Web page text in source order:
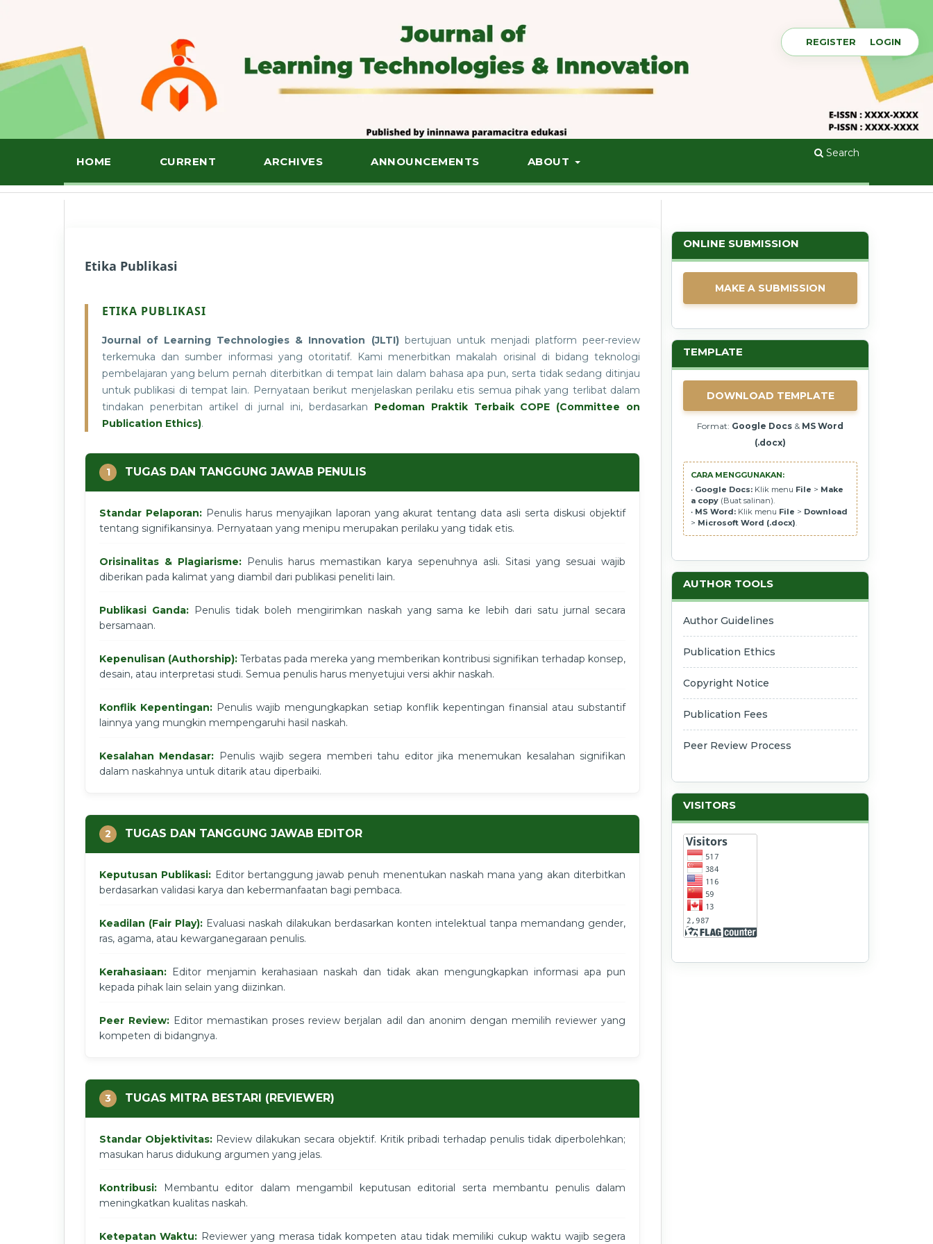
HOME CURRENT ARCHIVES ANNOUNCEMENTS ABOUT
Search
REGISTER LOGIN
Etika Publikasi
ETIKA PUBLIKASI
Journal of Learning Technologies & Innovation (JLTI)bertujuan untuk menjadi platform peer-review
terkemuka dan sumber informasi yang otoritatif. Kami menerbitkan makalah orisinal di bidang teknologi
pembelajaran yang belum pernah diterbitkan di tempat lain dalam bahasa apa pun, serta tidak sedang ditinjau
untuk publikasi di tempat lain. Pernyataan berikut menjelaskan perilaku etis semua pihak yang terlibat dalam
tindakan penerbitan artikel di jurnal ini, berdasarkan Pedoman Praktik Terbaik COPE (Committee on
Publication Ethics).
1 TUGAS DAN TANGGUNG JAWAB PENULIS
Standar Pelaporan:Penulis harus menyajikan laporan yang akurat tentang data asli serta diskusi objektif
tentang signifikansinya. Pernyataan yang menipu merupakan perilaku yang tidak etis.
Orisinalitas & Plagiarisme: Penulis harus memastikan karya sepenuhnya asli. Sitasi yang sesuai wajib
diberikan pada kalimat yang diambil dari publikasi peneliti lain.
Publikasi Ganda:Penulis tidak boleh mengirimkan naskah yang sama ke lebih dari satu jurnal secara
bersamaan.
Kepenulisan (Authorship): Terbatas pada mereka yang memberikan kontribusi signifikan terhadap konsep,
desain, atau interpretasi studi. Semua penulis harus menyetujui versi akhir naskah.
Konflik Kepentingan: Penulis wajib mengungkapkan setiap konflik kepentingan finansial atau substantif
lainnya yang mungkin mempengaruhi hasil naskah.
Kesalahan Mendasar: Penulis wajib segera memberi tahu editor jika menemukan kesalahan signifikan
dalam naskahnya untuk ditarik atau diperbaiki.
2 TUGAS DAN TANGGUNG JAWAB EDITOR
Keputusan Publikasi: Editor bertanggung jawab penuh menentukan naskah mana yang akan diterbitkan
berdasarkan validasi karya dan kebermanfaatan bagi pembaca.
Keadilan (Fair Play): Evaluasi naskah dilakukan berdasarkan konten intelektual tanpa memandang gender,
ras, agama, atau kewarganegaraan penulis.
Kerahasiaan: Editor menjamin kerahasiaan naskah dan tidak akan mengungkapkan informasi apa pun
kepada pihak lain selain yang diizinkan.
Peer Review: Editor memastikan proses review berjalan adil dan anonim dengan memilih reviewer yang
kompeten di bidangnya.
3 TUGAS MITRA BESTARI (REVIEWER)
Standar Objektivitas: Review dilakukan secara objektif. Kritik pribadi terhadap penulis tidak diperbolehkan;
masukan harus didukung argumen yang jelas.
Kontribusi: Membantu editor dalam mengambil keputusan editorial serta membantu penulis dalam
meningkatkan kualitas naskah.
Ketepatan Waktu: Reviewer yang merasa tidak kompeten atau tidak memiliki cukup waktu wajib segera
ONLINE SUBMISSION
MAKE A SUBMISSION
TEMPLATE
DOWNLOAD TEMPLATE
Format: Google Docs & MS Word
(.docx)
CARA MENGGUNAKAN:
• Google Docs: Klik menu File > Make
a copy (Buat salinan).
• MS Word: Klik menu File > Download
> Microsoft Word (.docx).
AUTHOR TOOLS
Author Guidelines
Publication Ethics
Copyright Notice
Publication Fees
Peer Review Process
VISITORS